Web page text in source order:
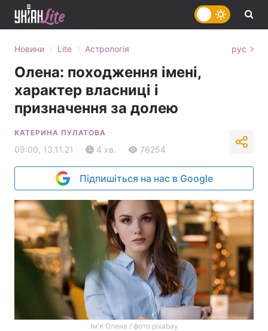
Новини › Lite › Астрологія рус
Олена: походження імені,
характер власниці і
призначення за долею
КАТЕРИНА ПУЛАТОВА
09:00, 13.11.21 4 хв. 76254
Підпишіться на нас в Google
Ім'я Олена / фото pixabay